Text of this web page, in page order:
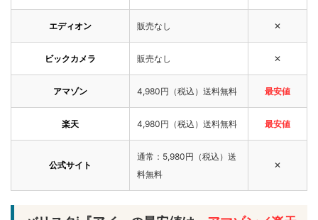
エディオン 販売なし ✕
ビックカメラ 販売なし ✕
アマゾン 4,980円（税込）送料無料 最安値
楽天 4,980円（税込）送料無料 最安値
公式サイト
通常：5,980円（税込）送
料無料
✕